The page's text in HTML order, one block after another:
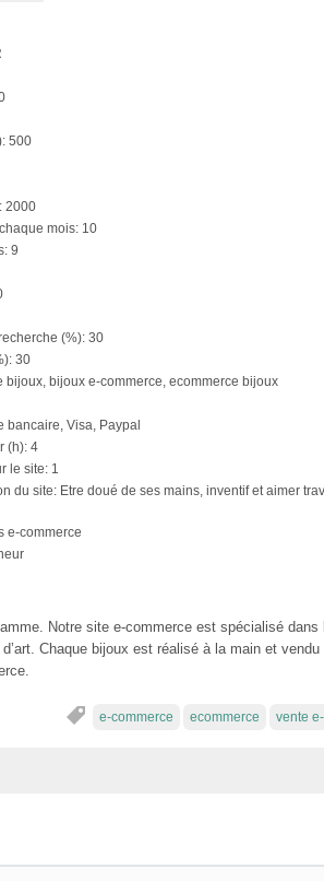
500
2000
mois: 10
9
(%): 30
30
bijoux, bijoux e-commerce, ecommerce bijoux
bancaire, Visa, Paypal
(h): 4
le site: 1
du site: Etre doué de ses mains, inventif et aimer
e-commerce
Notre site e-commerce est spécialisé dans
Chaque bijoux est réalisé à la main et vendu
e-commerce ecommerce vente